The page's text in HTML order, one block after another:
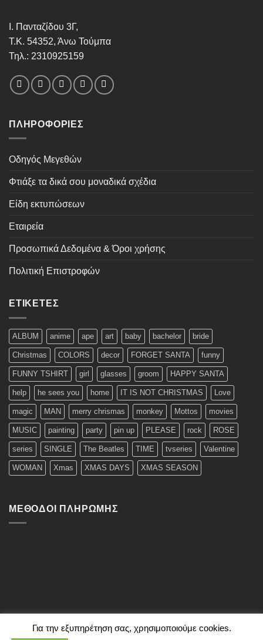
Ι. Πανταζίδου 3Γ,
Τ.Κ. 54352, Άνω Τούμπα
Τηλ.: 2310925159
ΠΛΗΡΟΦΟΡΊΕΣ
Οδηγός Μεγεθών
Φτιάξε τα δικά σου μοναδικά σχέδια
Είδη εκτυπώσεων
Εταιρεία
Προσωπικά Δεδομένα & Όροι χρήσης
Πολιτική Επιστροφών
ΕΤΙΚΈΤΕΣ
ALBUM anime ape art baby bachelor bride
Christmas COLORS decor FORGET SANTA funny
FUNNY TSHIRT girl glasses groom HAPPY SANTA
help he sees you home IT IS NOT CHRISTMAS Love
magic MAN merry chrismas monkey Mottos movies
MUSIC painting party pin up PLEASE rock ROSE
series SINGLE The Beatles TIME tvseries Valentine
WOMAN Xmas XMAS DAYS XMAS SEASON
ΜΈΘΟΔΟΙ ΠΛΗΡΩΜΉΣ
Για την εξυπηρέτηση σας, χρησιμοποιούμε cookies.